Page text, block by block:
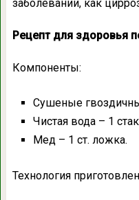
заболевании, как
Рецепт для здоровья
Компоненты:
Сушеные
Чистая вода – 1
Мед – 1 ст. ложка.
Технология